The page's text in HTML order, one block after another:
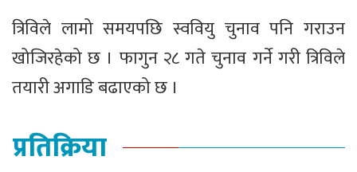
त्रिविले लामो समयपछि स्ववियु चुनाव पनि गराउन
खोजिरहेको छ । फागुन २८ गते चुनाव गर्ने गरी त्रिविले
तयारी अगाडि बढाएको छ ।
प्रतिक्रिया